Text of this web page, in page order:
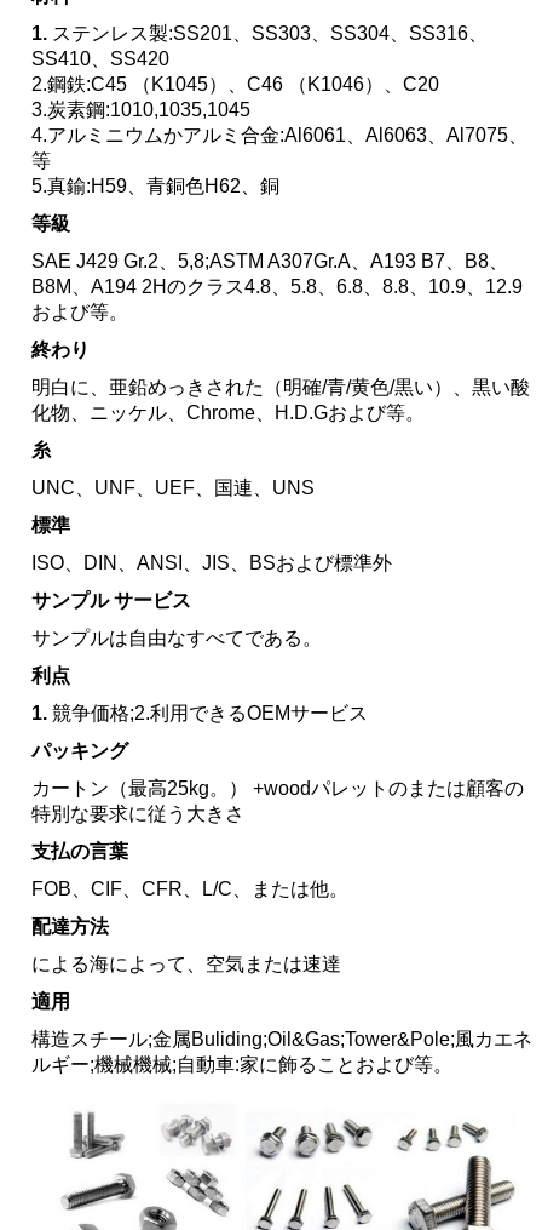
1. ステンレス製:SS201、SS303、SS304、SS316、
SS410、SS420
2.鋼鉄:C45 （K1045）、C46 （K1046）、C20
3.炭素鋼:1010,1035,1045
4.アルミニウムかアルミ合金:Al6061、Al6063、Al7075、
等
5.真鍮:H59、青銅色H62、銅
等級
SAE J429 Gr.2、5,8;ASTM A307Gr.A、A193 B7、B8、
B8M、A194 2Hのクラス4.8、5.8、6.8、8.8、10.9、12.9
および等。
終わり
明白に、亜鉛めっきされた（明確/青/黄色/黒い）、黒い酸
化物、ニッケル、Chrome、H.D.Gおよび等。
糸
UNC、UNF、UEF、国連、UNS
標準
ISO、DIN、ANSI、JIS、BSおよび標準外
サンプル サービス
サンプルは自由なすべてである。
利点
1. 競争価格;2.利用できるOEMサービス
パッキング
カートン（最高25kg。） +woodパレットのまたは顧客の
特別な要求に従う大きさ
支払の言葉
FOB、CIF、CFR、L/C、または他。
配達方法
による海によって、空気または速達
適用
構造スチール;金属Buliding;Oil&Gas;Tower&Pole;風カエネ
ルギー;機械機械;自動車:家に飾ることおよび等。